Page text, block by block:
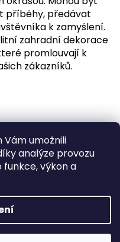
Vám umožnili
analýze provozu
funkce, výkon a
příběhy, předávat
k zamyšlení.
zahradní dekorace
promlouvají k
zákazníků.
DALŠÍ ČLÁNEK
. Všechna práva